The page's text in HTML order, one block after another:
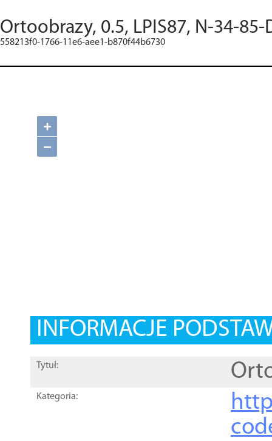
Ortoobrazy, 0.5, LPIS87, N-34-85-
558213f0-1766-11e6-aee1-b870f44b6730
+
−
INFORMACJE
Tytuł:
Kategoria: